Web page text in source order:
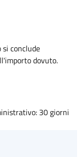
conclude
dovuto.
30 giorni